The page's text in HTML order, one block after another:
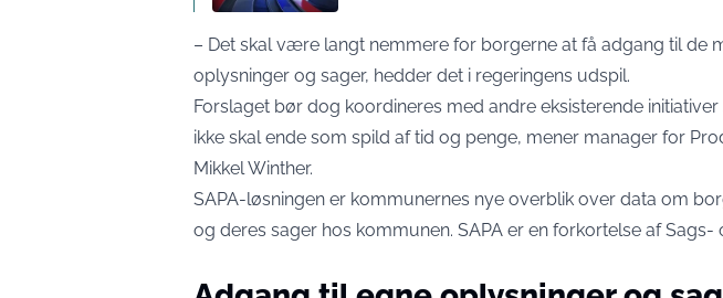
– Det skal være langt nemmere for borgerne at få adgang til de
oplysninger og sager, hedder det i regeringens udspil.
Forslaget bør dog koordineres med andre eksisterende initiativer
ikke skal ende som spild af tid og penge, mener manager for
Mikkel Winther.
SAPA-løsningen er kommunernes nye overblik over data om
og deres sager hos kommunen. SAPA er en forkortelse af Sags-